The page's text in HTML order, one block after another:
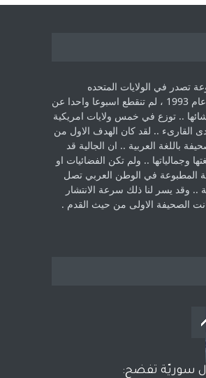
تصدر في الولايات المتحده
الامريكية منذ عام 1993 ، لم ‏تنقطع اسبوعا واحدا عن
.. توزع في خمس ولايات امريكية
القارىء ..‏ لقد كان الهدف الاول من
باللغة العربية .. ان الجالية قد
وجمالياتها .. ولم تكن الفضائيات او
المطبوعة في الوطن ‏العربي تصل
.. وقد يسر لنا ذلك سرعة الانتشار
‏الصحيفة الاولى من حيث القدم .
سوريّة تفضح: